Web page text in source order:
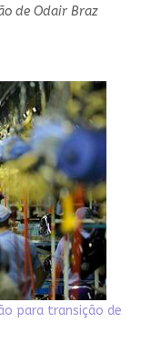
de Odair Braz
para transição de